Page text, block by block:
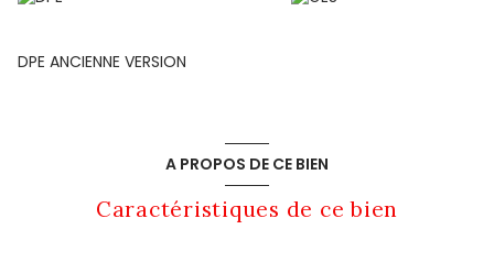
DPE ANCIENNE VERSION
A PROPOS DE CE BIEN
Caractéristiques de ce bien